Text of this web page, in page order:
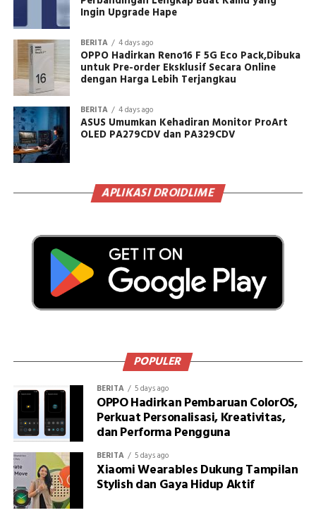
Ingin Upgrade Hape
BERITA 4 days ago
OPPO Hadirkan Reno16 F 5G Eco Pack,Dibuka
untuk Pre-order Eksklusif Secara Online
dengan Harga Lebih Terjangkau
BERITA 4 days ago
ASUS Umumkan Kehadiran Monitor ProArt
OLED PA279CDV dan PA329CDV
APLIKASI DROIDLIME
POPULER
BERITA 5 days ago
OPPO Hadirkan Pembaruan ColorOS,
Perkuat Personalisasi, Kreativitas,
dan Performa Pengguna
BERITA 5 days ago
Xiaomi Wearables Dukung Tampilan
Stylish dan Gaya Hidup Aktif